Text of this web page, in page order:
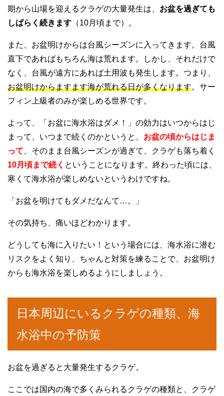
期から山場を迎えるクラゲの大量発生は、 お盆を過ぎても
しばらく続きます （10月頃まで）。
また、お盆明けからは台風シーズンに入ってきます。台風
直下であればもちろん海は荒れます。しかし、それだけで
なく、台風が遠方にあれば土用波も発生します。つまり、
お盆明けからますます海が荒れる日が多くなります。サー
フィン上級者のみが楽しめる世界です。
よって、「お盆に海水浴はダメ！」の効力はいつからはじ
まって、いつまで続くのかというと、 お盆の頃からはじま
って 、そのまま台風シーズンが過ぎて、クラゲも落ち着く
10月頃まで続く ということになります。終わった頃には、
寒くて海水浴が楽しめないというわけですね。
「お盆を明けてもダメだなんて…。」
その気持ち、痛いほどわかります。
どうしても海に入りたい！という場合には、海水浴に潜む
リスクをよく知り、ちゃんと対策を練ることで、お盆明け
からも海水浴を楽しめるようにしましょう。
日本周辺にいるクラゲの種類、海
水浴中の予防策
お盆を過ぎると大量発生するクラゲ。
ここでは国内の海で多くみられるクラゲの種類と、クラゲ